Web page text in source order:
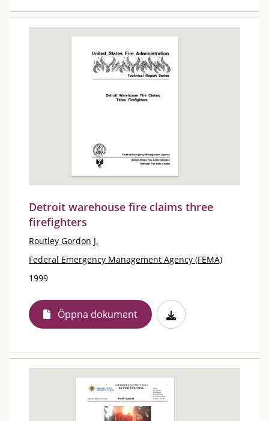
Detroit warehouse fire claims three
firefighters
Routley Gordon J.
Federal Emergency Management Agency (FEMA)
1999
Öppna dokument